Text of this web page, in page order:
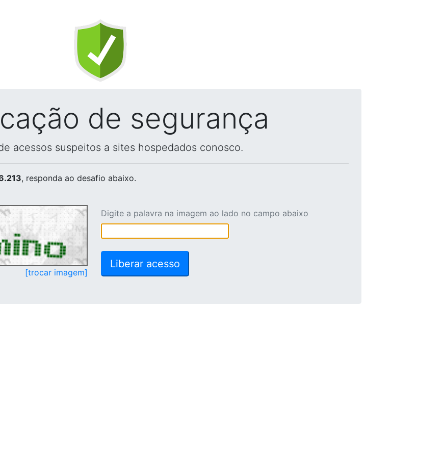
de segurança
acessos suspeitos a sites hospedados conosco.
, responda ao desafio abaixo.
[trocar imagem]
Digite a palavra na imagem ao lado no campo abaixo